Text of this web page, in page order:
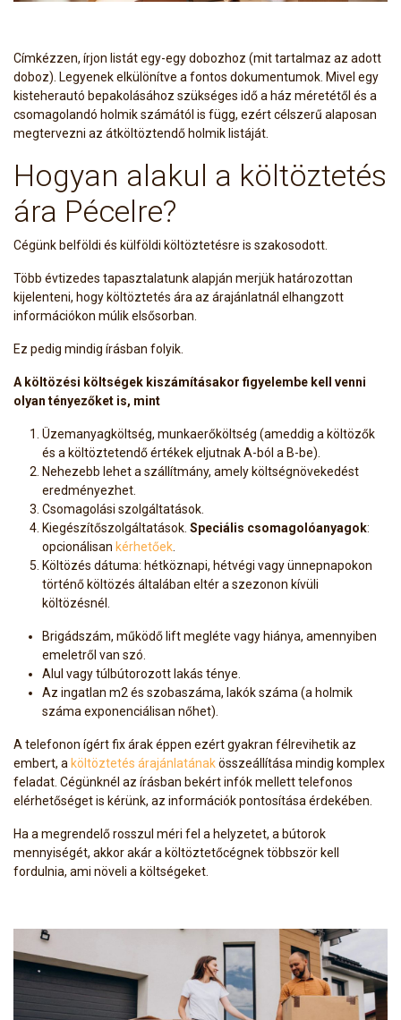
Címkézzen, írjon listát egy-egy dobozhoz (mit tartalmaz az adott
doboz). Legyenek elkülönítve a fontos dokumentumok. Mivel egy
kisteherautó bepakolásához szükséges idő a ház méretétől és a
csomagolandó holmik számától is függ, ezért célszerű alaposan
megtervezni az átköltöztendő holmik listáját.
Hogyan alakul a költöztetés
ára Pécelre?
Cégünk belföldi és külföldi költöztetésre is szakosodott.
Több évtizedes tapasztalatunk alapján merjük határozottan
kijelenteni, hogy költöztetés ára az árajánlatnál elhangzott
információkon múlik elsősorban.
Ez pedig mindig írásban folyik.
A költözési költségek kiszámításakor figyelembe kell venni
olyan tényezőket is, mint
Üzemanyagköltség, munkaerőköltség (ameddig a költözők
és a költöztetendő értékek eljutnak A-ból a B-be).
Nehezebb lehet a szállítmány, amely költségnövekedést
eredményezhet.
Csomagolási szolgáltatások.
Kiegészítőszolgáltatások. Speciális csomagolóanyagok:
opcionálisan kérhetőek
Költözés dátuma: hétköznapi, hétvégi vagy ünnepnapokon
történő költözés általában eltér a szezonon kívüli
költözésnél.
Brigádszám, működő lift megléte vagy hiánya, amennyiben
emeletről van szó.
Alul vagy túlbútorozott lakás ténye.
Az ingatlan m2 és szobaszáma, lakók száma (a holmik
száma exponenciálisan nőhet).
A telefonon ígért fix árak éppen ezért gyakran félrevihetik az
embert, a költöztetés árajánlatánakösszeállítása mindig komplex
feladat. Cégünknél az írásban bekért infók mellett telefonos
elérhetőséget is kérünk, az információk pontosítása érdekében.
Ha a megrendelő rosszul méri fel a helyzetet, a bútorok
mennyiségét, akkor akár a költöztetőcégnek többször kell
fordulnia, ami növeli a költségeket.